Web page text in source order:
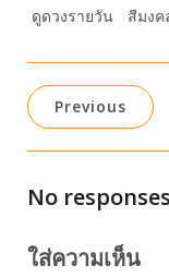
ดูดวงรายวัน
สีมงค
Previous
No
ใส่ความเห็น